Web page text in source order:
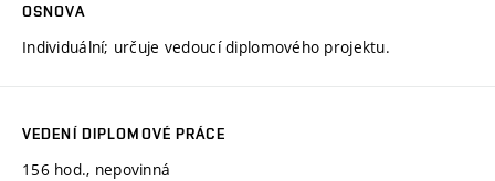
OSNOVA
Individuální; určuje vedoucí diplomového projektu.
VEDENÍ DIPLOMOVÉ PRÁCE
156 hod., nepovinná